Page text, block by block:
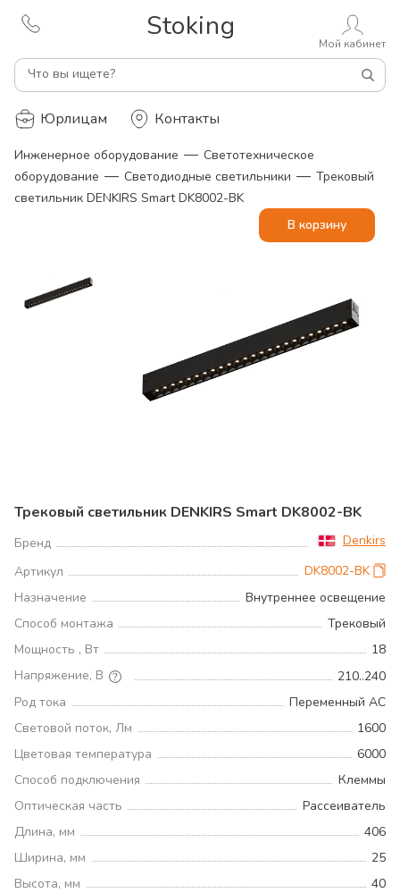
Stoking
Что вы ищете?
Мой кабинет
Юрлицам Контакты
Инженерное оборудование — Светотехническое
оборудование — Светодиодные светильники — Трековый
светильник DENKIRS Smart DK8002-BK
Трековый светильник DENKIRS Smart DK8002-BK
Бренд
Denkirs
Артикул
DK8002-BK
Назначение
Внутреннее освещение
Способ монтажа
Трековый
Мощность , Вт
18
Напряжение, В
210..240
Род тока
Переменный AC
Световой поток, Лм
1600
Цветовая температура
6000
Способ подключения
Клеммы
Оптическая часть
Рассеиватель
Длина, мм
406
Ширина, мм
25
Высота, мм
40
В корзину